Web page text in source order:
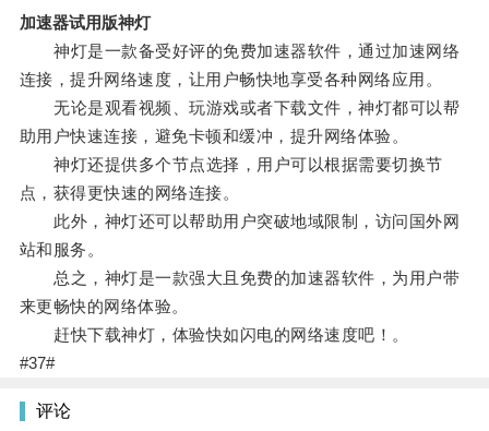
加速器试用版神灯
神灯是一款备受好评的免费加速器软件，通过加速网络
连接，提升网络速度，让用户畅快地享受各种网络应用。
无论是观看视频、玩游戏或者下载文件，神灯都可以帮
助用户快速连接，避免卡顿和缓冲，提升网络体验。
神灯还提供多个节点选择，用户可以根据需要切换节
点，获得更快速的网络连接。
此外，神灯还可以帮助用户突破地域限制，访问国外网
站和服务。
总之，神灯是一款强大且免费的加速器软件，为用户带
来更畅快的网络体验。
赶快下载神灯，体验快如闪电的网络速度吧！。
#37#
评论